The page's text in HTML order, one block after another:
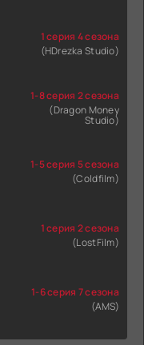
1 серия 4 сезона
(HDrezka Studio)
1-8 серия 2 сезона
(Dragon Money
Studio)
1-5 серия 5 сезона
(Coldfilm)
1 серия 2 сезона
(LostFilm)
1-6 серия 7 сезона
(AMS)